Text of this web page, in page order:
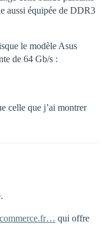
aussi équipée de DDR3
le modèle Asus
de 64 Gb/s :
celle que j’ai montrer
qui offre